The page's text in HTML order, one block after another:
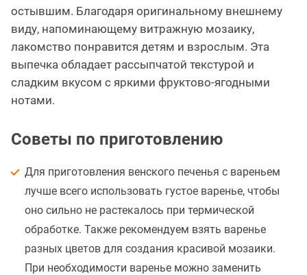
остывшим. Благодаря оригинальному внешнему
виду, напоминающему витражную мозаику,
лакомство понравится детям и взрослым. Эта
выпечка обладает рассыпчатой текстурой и
сладким вкусом с яркими фруктово-ягодными
нотами.
Советы по приготовлению
Для приготовления венского печенья с вареньем
лучше всего использовать густое варенье, чтобы
оно сильно не растекалось при термической
обработке. Также рекомендуем взять варенье
разных цветов для создания красивой мозаики.
При необходимости варенье можно заменить